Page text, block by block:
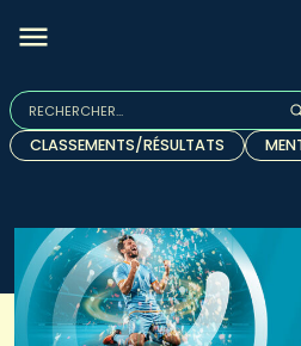
Rechercher :
Quand les résultats de l'auto-
CLASSEMENTS/RÉSULTATS